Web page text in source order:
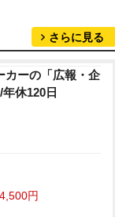
さらに見る
カーの「広報・企
休120日
円